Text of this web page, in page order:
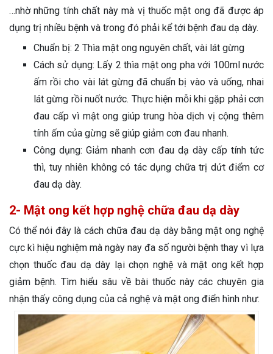
…nhờ những tính chất này mà vị thuốc mật ong đã được áp
dụng trị nhiều bệnh và trong đó phải kể tới bệnh đau dạ dày.
Chuẩn bị: 2 Thìa mật ong nguyên chất, vài lát gừng
Cách sử dụng: Lấy 2 thìa mật ong pha với 100ml nước
ấm rồi cho vài lát gừng đã chuẩn bị vào và uống, nhai
lát gừng rồi nuốt nước. Thực hiện mỗi khi gặp phải cơn
đau cấp vì mật ong giúp trung hòa dịch vị cộng thêm
tính ấm của gừng sẽ giúp giảm cơn đau nhanh.
Công dụng: Giảm nhanh cơn đau dạ dày cấp tính tức
thì, tuy nhiên không có tác dụng chữa trị dứt điểm cơ
đau dạ dày.
2- Mật ong kết hợp nghệ chữa đau dạ dày
Có thể nói đây là cách chữa đau dạ dày bằng mật ong nghệ
cực kì hiệu nghiệm mà ngày nay đa số người bệnh thay vì lựa
chọn thuốc đau dạ dày lại chọn nghệ và mật ong kết hợp
giảm bệnh. Tìm hiểu sâu về bài thuốc này các chuyên gia
nhận thấy công dụng của cả nghệ và mật ong điển hình như: